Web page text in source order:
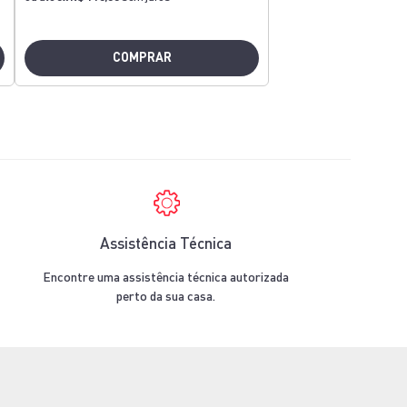
COMPRAR
Assistência Técnica
Encontre uma assistência técnica autorizada
perto da sua casa.